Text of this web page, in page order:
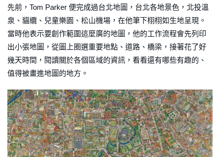
先前，Tom Parker 便完成過台北地圖，台北各地景色，北投溫
泉、貓纜、兒童樂園、松山機場，在他筆下栩栩如生地呈現。
當時他表示要創作範圍這麼廣的地圖，他的工作流程會先列印
出小張地圖，從圖上圈選重要地點、道路、橋梁，接著花了好
幾天時間，閱讀關於各個區域的資訊，看看還有哪些有趣的、
值得被畫進地圖的地方。